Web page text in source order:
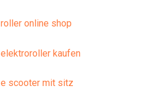
roller online shop
elektroroller kaufen
e scooter mit sitz